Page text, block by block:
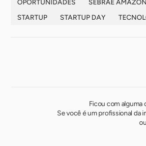
OPORTUNIDADES
SEBRAE
STARTUP
STARTUP DAY
Ficou com alguma
Se você é um profissional da